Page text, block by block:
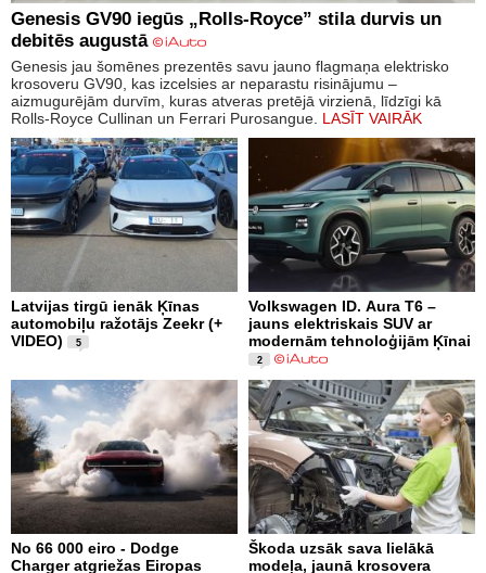
Genesis GV90 iegūs „Rolls-Royce” stila durvis un
debitēs augustā
Genesis jau šomēnes prezentēs savu jauno flagmaņa elektrisko
krosoveru GV90, kas izcelsies ar neparastu risinājumu –
aizmugurējām durvīm, kuras atveras pretējā virzienā, līdzīgi kā
Rolls-Royce Cullinan un Ferrari Purosangue. LASĪT VAIRĀK
Latvijas tirgū ienāk Ķīnas
automobiļu ražotājs Zeekr (+
VIDEO)
5
Volkswagen ID. Aura T6 –
jauns elektriskais SUV ar
modernām tehnoloģijām Ķīnai
2
No 66 000 eiro - Dodge
Charger atgriežas Eiropas
Škoda uzsāk sava lielākā
modeļa, jaunā krosovera